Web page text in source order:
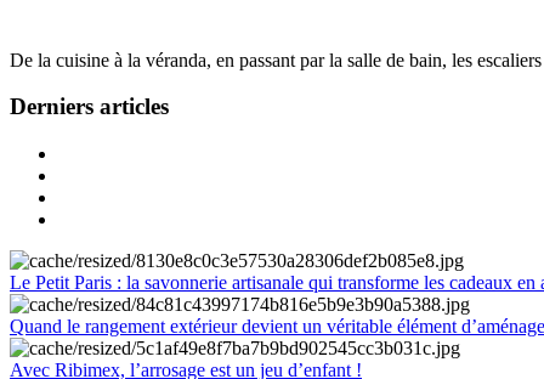
De la cuisine à la véranda, en passant par la salle de bain, les
Derniers articles
Le Petit Paris : la savonnerie artisanale qui transforme les cadeaux en
Quand le rangement extérieur devient un véritable élément
Avec Ribimex, l’arrosage est un jeu d’enfant !